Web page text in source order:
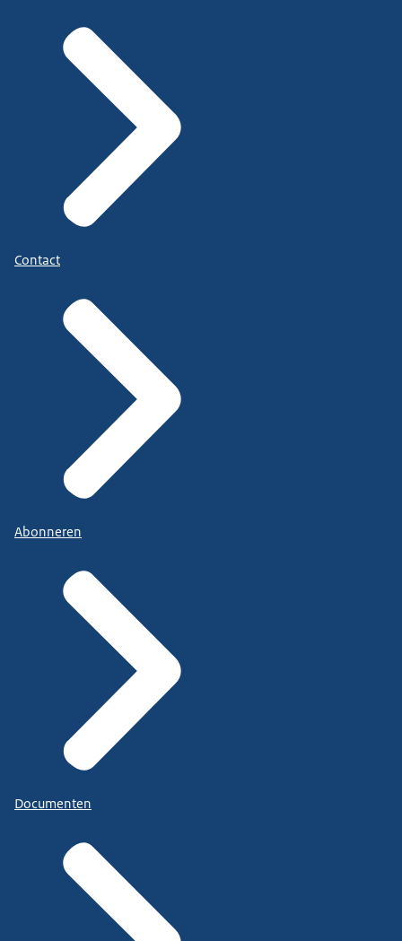
Contact
Abonneren
Documenten